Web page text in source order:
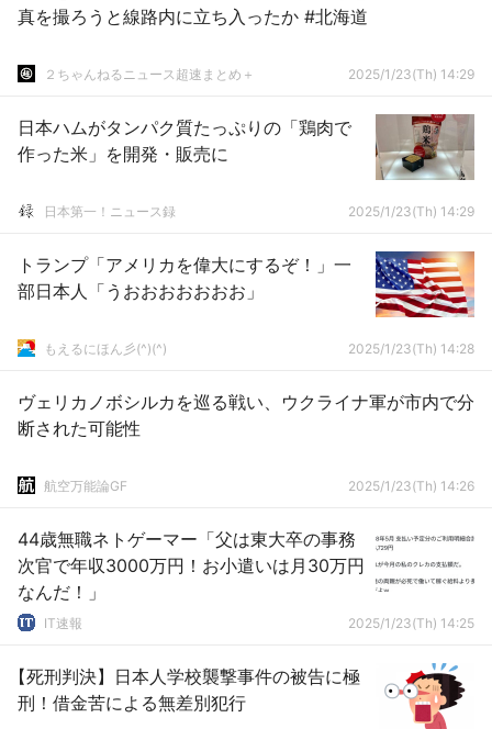
真を撮ろうと線路内に立ち入ったか #北海道
２ちゃんねるニュース超速まとめ＋ 2025/1/23(Th) 14:29
日本ハムがタンパク質たっぷりの「鶏肉で
作った米」を開発・販売に
日本第一！ニュース録 2025/1/23(Th) 14:29
トランプ「アメリカを偉大にするぞ！」一
部日本人「うおおおおおおお」
もえるにほん彡(^)(^) 2025/1/23(Th) 14:28
ヴェリカノボシルカを巡る戦い、ウクライナ軍が市内で分
断された可能性
航空万能論GF 2025/1/23(Th) 14:26
44歳無職ネトゲーマー「父は東大卒の事務
次官で年収3000万円！お小遣いは月30万円
なんだ！」
IT速報 2025/1/23(Th) 14:25
【死刑判決】日本人学校襲撃事件の被告に極
刑！借金苦による無差別犯行